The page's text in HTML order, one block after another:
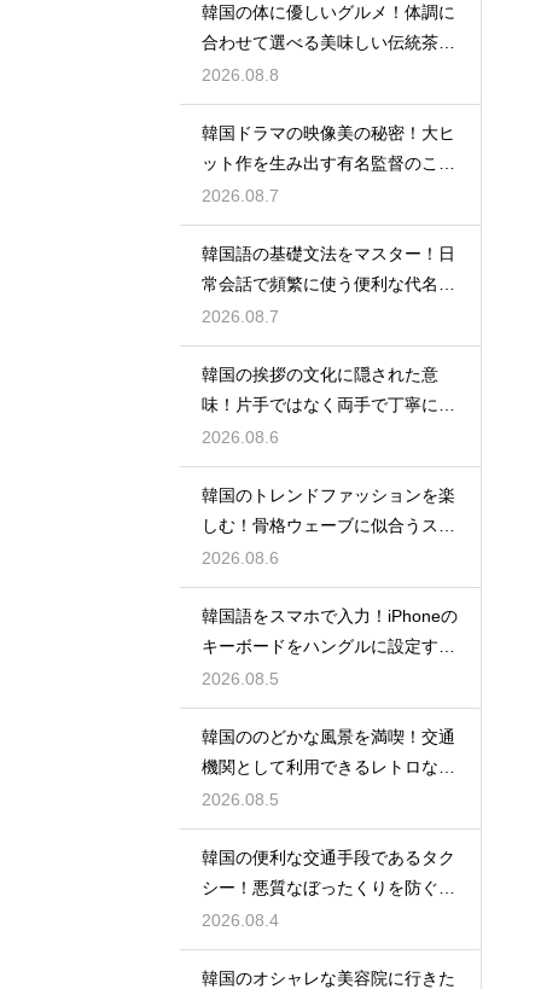
韓国の体に優しいグルメ！体調に
合わせて選べる美味しい伝統茶の
驚きの効能
2026.08.8
韓国ドラマの映像美の秘密！大ヒ
ット作を生み出す有名監督のこだ
わりの特徴
2026.08.7
韓国語の基礎文法をマスター！日
常会話で頻繁に使う便利な代名詞
の一覧
2026.08.7
韓国の挨拶の文化に隠された意
味！片手ではなく両手で丁寧に握
手する理由
2026.08.6
韓国のトレンドファッションを楽
しむ！骨格ウェーブに似合うスタ
イルの特徴
2026.08.6
韓国語をスマホで入力！iPhoneの
キーボードをハングルに設定する
手順
2026.08.5
韓国ののどかな風景を満喫！交通
機関として利用できるレトロな観
光の馬車
2026.08.5
韓国の便利な交通手段であるタク
シー！悪質なぼったくりを防ぐ確
実な対策
2026.08.4
韓国のオシャレな美容院に行きた